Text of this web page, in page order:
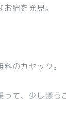
お宿を発見。
のカヤック。
て、少し漂う